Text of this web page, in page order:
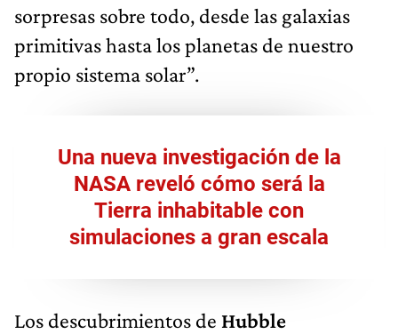
sorpresas sobre todo, desde las galaxias
primitivas hasta los planetas de nuestro
propio sistema solar”.
Una nueva investigación de la
NASA reveló cómo será la
Tierra inhabitable con
simulaciones a gran escala
Los descubrimientos de Hubble